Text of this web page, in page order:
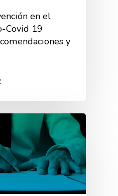
en el
Covid 19
y